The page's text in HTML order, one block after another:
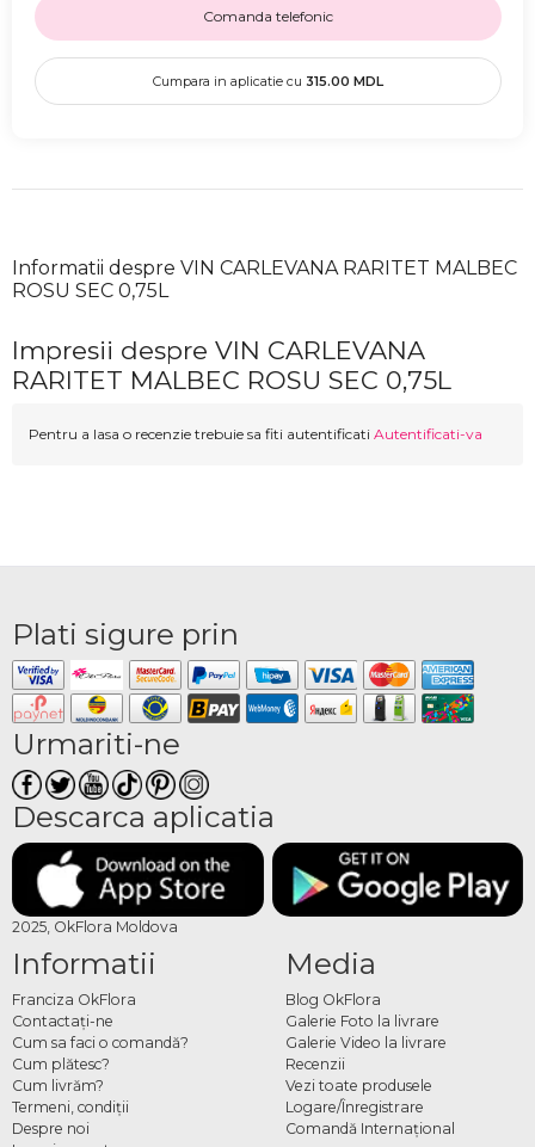
Comanda telefonic
Cumpara in aplicatie cu 315.00 MDL
Informatii despre VIN CARLEVANA RARITET MALBEC
ROSU SEC 0,75L
Impresii despre VIN CARLEVANA
RARITET MALBEC ROSU SEC 0,75L
Pentru a lasa o recenzie trebuie sa fiti autentificati Autentificati-va
Plati sigure prin
Urmariti-ne
Descarca aplicatia
2025, OkFlora Moldova
Informatii
Franciza OkFlora
Contactaţi-ne
Cum sa faci o comandă?
Cum plătesc?
Cum livrăm?
Termeni, condiţii
Despre noi
Media
Blog OkFlora
Galerie Foto la livrare
Galerie Video la livrare
Recenzii
Vezi toate produsele
Logare/Înregistrare
Comandă Internațional